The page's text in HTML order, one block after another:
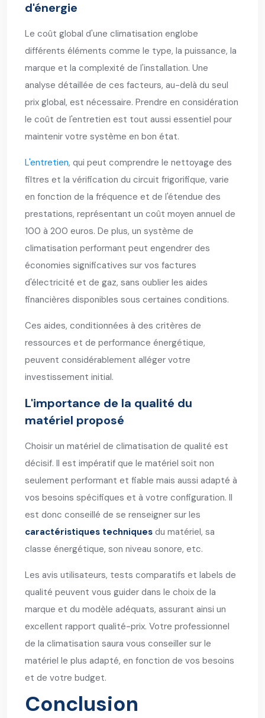
d'énergie
Le coût global d'une climatisation englobe
différents éléments comme le type, la puissance, la
marque et la complexité de l'installation. Une
analyse détaillée de ces facteurs, au-delà du seul
prix global, est nécessaire. Prendre en considération
le coût de l'entretien est tout aussi essentiel pour
maintenir votre système en bon état.
L'entretien, qui peut comprendre le nettoyage des
filtres et la vérification du circuit frigorifique, varie
en fonction de la fréquence et de l'étendue des
prestations, représentant un coût moyen annuel de
100 à 200 euros. De plus, un système de
climatisation performant peut engendrer des
économies significatives sur vos factures
d'électricité et de gaz, sans oublier les aides
financières disponibles sous certaines conditions.
Ces aides, conditionnées à des critères de
ressources et de performance énergétique,
peuvent considérablement alléger votre
investissement initial.
L'importance de la qualité du
matériel proposé
Choisir un matériel de climatisation de qualité est
décisif. Il est impératif que le matériel soit non
seulement performant et fiable mais aussi adapté à
vos besoins spécifiques et à votre configuration. Il
est donc conseillé de se renseigner sur les
caractéristiques techniques du matériel, sa
classe énergétique, son niveau sonore, etc.
Les avis utilisateurs, tests comparatifs et labels de
qualité peuvent vous guider dans le choix de la
marque et du modèle adéquats, assurant ainsi un
excellent rapport qualité-prix. Votre professionnel
de la climatisation saura vous conseiller sur le
matériel le plus adapté, en fonction de vos besoins
et de votre budget.
Conclusion